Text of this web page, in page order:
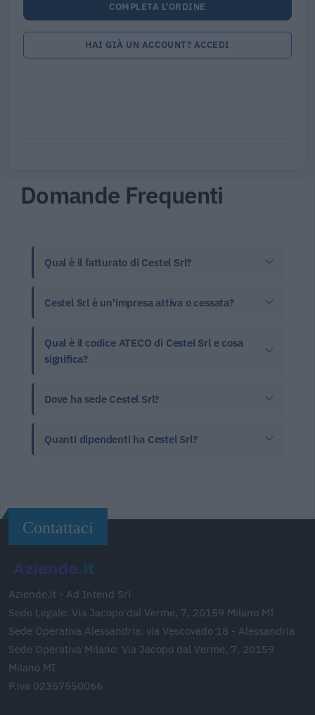
COMPLETA L'ORDINE
HAI GIÀ UN ACCOUNT? ACCEDI
Domande Frequenti
Qual è il fatturato di Cestel Srl?
Cestel Srl è un'impresa attiva o cessata?
Qual è il codice ATECO di Cestel Srl e cosa
significa?
Dove ha sede Cestel Srl?
Quanti dipendenti ha Cestel Srl?
Contattaci
Aziende.it - Ad Intend Srl
Sede Legale: Via Jacopo dal Verme, 7, 20159 Milano MI
Sede Operativa Alessandria: via Vescovado 18 - Alessandria
Sede Operativa Milano: Via Jacopo dal Verme, 7, 20159
Milano MI
P.iva 02357550066